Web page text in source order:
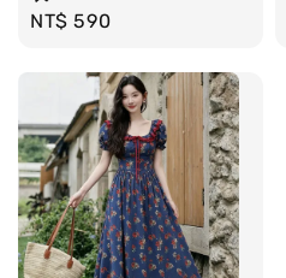
Regular
NT$ 590